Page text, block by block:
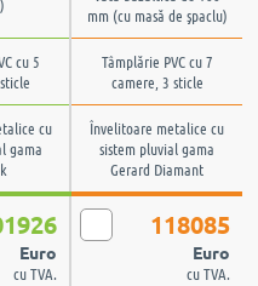
mm (cu masă de şpaclu)
cu 5
Tâmplărie PVC cu 7
camere, 3 sticle
cu
gama
Învelitoare metalice cu
sistem pluvial gama
Gerard Diamant
Euro
cu TVA.
118085
Euro
cu TVA.